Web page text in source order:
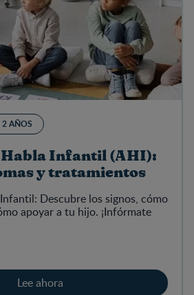
2 AÑOS
Infantil (AHI):
y tratamientos
Descubre los signos, cómo
apoyar a tu hijo. ¡Infórmate
Lee ahora